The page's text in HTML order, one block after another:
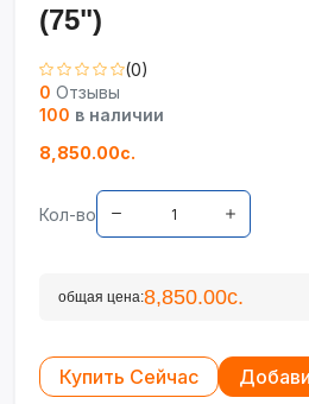
(75")
(0)
0 Отзывы
100 в наличии
8,850.00с.
Кол-во
общая цена:8,850.00с.
Купить Сейчас